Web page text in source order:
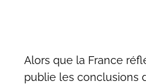
Alors que la France
publie les conclusions